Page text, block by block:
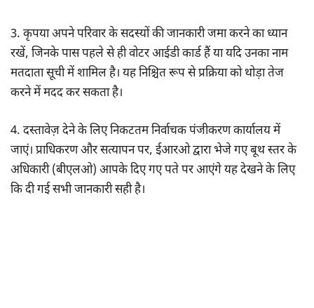
3. कृपया अपने परिवार के सदस्यों की जानकारी जमा करने का ध्यान
रखें, जिनके पास पहले से ही वोटर आईडी कार्ड हैं या यदि उनका नाम
मतदाता सूची में शामिल है। यह निश्चित रूप से प्रक्रिया को थोड़ा तेज
करने में मदद कर सकता है।
4. दस्तावेज़ देने के लिए निकटतम निर्वाचक पंजीकरण कार्यालय में
जाएं। प्राधिकरण और सत्यापन पर, ईआरओ द्वारा भेजे गए बूथ स्तर के
अधिकारी (बीएलओ) आपके दिए गए पते पर आएंगे यह देखने के लिए
कि दी गई सभी जानकारी सही है।